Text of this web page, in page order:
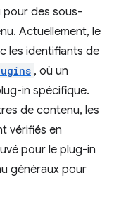
des sous-
Actuellement, le
les identifiants de
, où un
in spécifique.
de contenu, les
vérifiés en
pour le plug-in
généraux pour